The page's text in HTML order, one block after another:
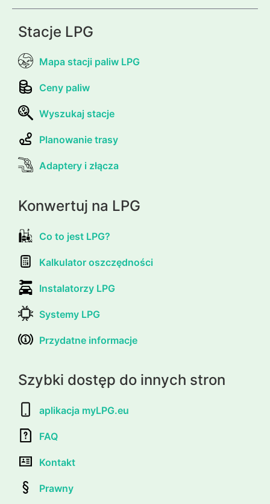
Stacje LPG
Mapa stacji paliw LPG
Ceny paliw
Wyszukaj stacje
Planowanie trasy
Adaptery i złącza
Konwertuj na LPG
Co to jest LPG?
Kalkulator oszczędności
Instalatorzy LPG
Systemy LPG
Przydatne informacje
Szybki dostęp do innych stron
aplikacja myLPG.eu
FAQ
Kontakt
Prawny